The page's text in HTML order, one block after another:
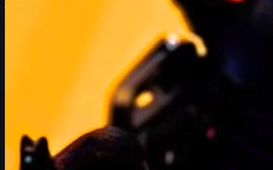
Điều nhiều người quên mất là hai series này gắn bó với nhau từ
thuở sơ khai: Counter-Strike ban đầu chỉ là một mod của Half-
Life. Chính vì vậy, nếu một ngày Valve thực sự công bố Half-Life 3,
tác động lên CS2 sẽ không chỉ dừng ở việc "có thêm vài Easter
egg". Chúng ta có thể chứng kiến:
Đợt bùng nổ mới về stickers, patches, charms và
liên quan đến Half-Life.
Công nghệ Source 2 và các hệ thống mới
3 chảy ngược trở lại CS2.
Thay đổi trong phân bổ nhân sự và tốc độ cập nhật
CS2 do Valve phải tập trung nguồn lực cho HL3.
Cơ hội kiếm lời
cho người chơi nhờ thị trường
skins vàcsgo skins
biến động mạnh.